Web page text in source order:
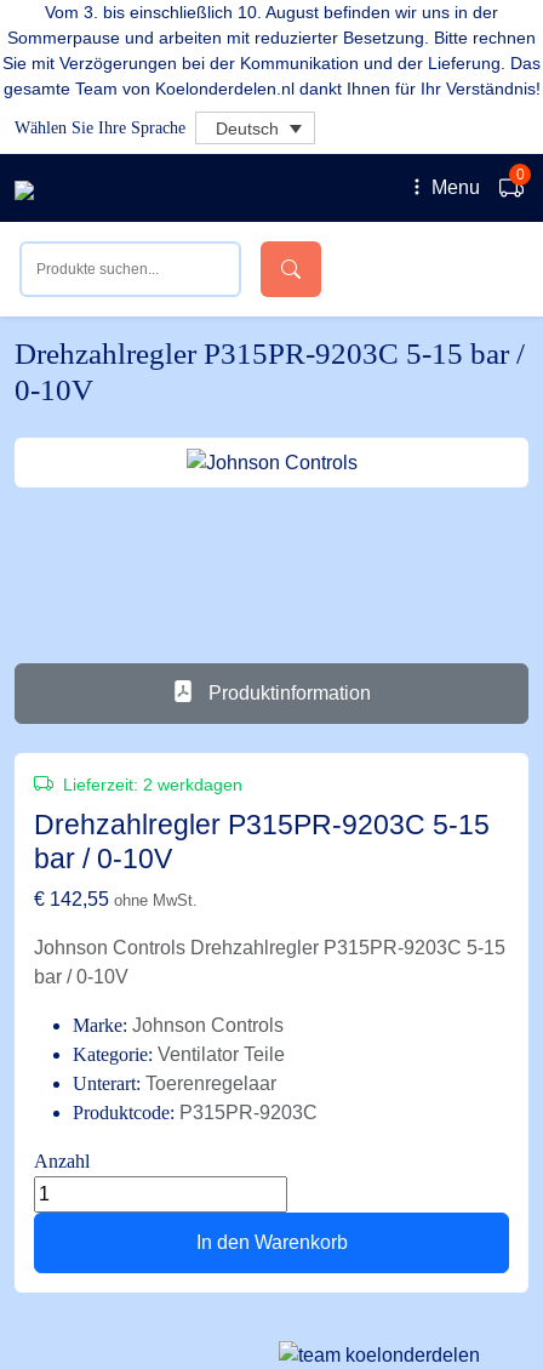
Vom 3. bis einschließlich 10. August befinden wir uns in der
Sommerpause und arbeiten mit reduzierter Besetzung. Bitte rechnen
Sie mit Verzögerungen bei der Kommunikation und der Lieferung. Das
gesamte Team von Koelonderdelen.nl dankt Ihnen für Ihr Verständnis!
Wählen Sie Ihre Sprache Deutsch
Menu
0
Drehzahlregler P315PR-9203C 5-15 bar /
0-10V
Produktinformation
Lieferzeit: 2 werkdagen
Drehzahlregler P315PR-9203C 5-15
bar / 0-10V
€ 142,55 ohne MwSt.
Johnson Controls Drehzahlregler P315PR-9203C 5-15
bar / 0-10V
Marke: Johnson Controls
Kategorie: Ventilator Teile
Unterart: Toerenregelaar
Produktcode: P315PR-9203C
Anzahl
Drehzahlregler
P315PR-
5-
In den Warenkorb